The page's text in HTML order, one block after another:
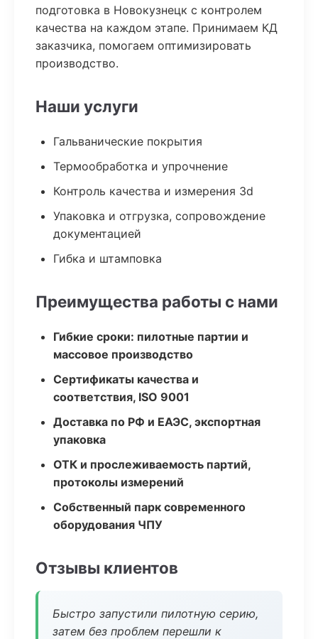
подготовка в Новокузнецк с контролем
качества на каждом этапе. Принимаем КД
заказчика, помогаем оптимизировать
производство.
Наши услуги
Гальванические покрытия
Термообработка и упрочнение
Контроль качества и измерения 3d
Упаковка и отгрузка, сопровождение
документацией
Гибка и штамповка
Преимущества работы с нами
Гибкие сроки: пилотные партии и
массовое производство
Сертификаты качества и
соответствия, ISO 9001
Доставка по РФ и ЕАЭС, экспортная
упаковка
ОТК и прослеживаемость партий,
протоколы измерений
Собственный парк современного
оборудования ЧПУ
Отзывы клиентов
Быстро запустили пилотную серию,
затем без проблем перешли к